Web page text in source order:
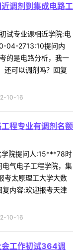
调剂到集成电路工
试专业课相近学院:电
04-2713:10提问内
的是电路分析，我一
还可以调剂吗？回复
10-16
程专业有调剂名额
学院提问人:15***78时
气电子工程学院，集
考太原理工大学大数
内容:欢迎报考天津
10-16
会工作初试364调